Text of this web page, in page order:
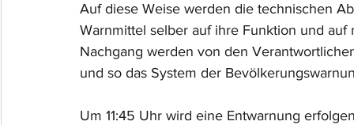
Auf diese Weise werden die technischen
Warnmittel selber auf ihre Funktion und
Nachgang werden von den
und so das System der
Um 11:45 Uhr wird eine Entwarnung